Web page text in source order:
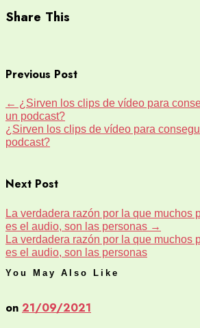
Share This
Previous Post
← ¿Sirven los clips de vídeo para
un podcast?
¿Sirven los clips de vídeo para
podcast?
Next Post
La verdadera razón por la que muchos
es el audio, son las personas →
La verdadera razón por la que muchos
es el audio, son las personas
You May Also Like
on 21/09/2021